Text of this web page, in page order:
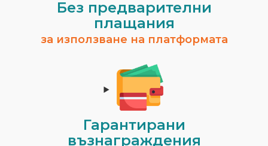
Без предварителни
плащания
за използване на платформата
Гарантирани
възнаграждения